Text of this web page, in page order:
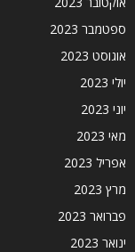
ספטמבר 2023
אוגוסט 2023
יולי 2023
יוני 2023
מאי 2023
אפריל 2023
מרץ 2023
פברואר 2023
ינואר 2023